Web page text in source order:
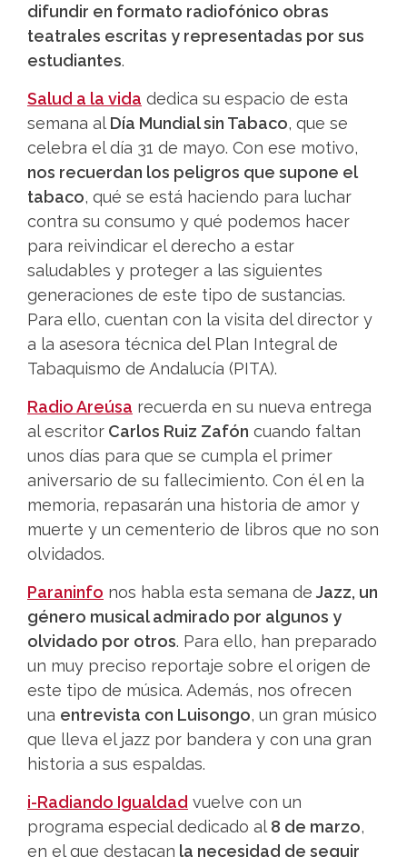
difundir en formato radiofónico obras
teatrales escritas y representadas por sus
estudiantes.
Salud a la vida dedica su espacio de esta
semana al Día Mundial sin Tabaco, que se
celebra el día 31 de mayo. Con ese motivo,
nos recuerdan los peligros que supone el
tabaco, qué se está haciendo para luchar
contra su consumo y qué podemos hacer
para reivindicar el derecho a estar
saludables y proteger a las siguientes
generaciones de este tipo de sustancias.
Para ello, cuentan con la visita del director y
a la asesora técnica del Plan Integral de
Tabaquismo de Andalucía (PITA).
Radio Areúsa recuerda en su nueva entrega
al escritor Carlos Ruiz Zafón cuando faltan
unos días para que se cumpla el primer
aniversario de su fallecimiento. Con él en la
memoria, repasarán una historia de amor y
muerte y un cementerio de libros que no son
olvidados.
Paraninfo nos habla esta semana de Jazz, un
género musical admirado por algunos y
olvidado por otros. Para ello, han preparado
un muy preciso reportaje sobre el origen de
este tipo de música. Además, nos ofrecen
una entrevista con Luisongo, un gran músico
que lleva el jazz por bandera y con una gran
historia a sus espaldas.
i-Radiando Igualdad vuelve con un
programa especial dedicado al 8 de marzo,
en el que destacan la necesidad de seguir